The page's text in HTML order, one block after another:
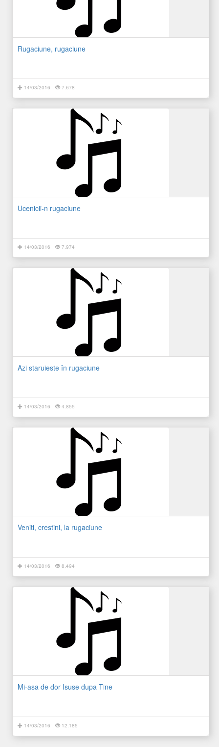
Rugaciune, rugaciune
14/03/2016 7.678
Ucenicii-n rugaciune
14/03/2016 7.974
Azi staruieste în rugaciune
14/03/2016 4.855
Veniti, crestini, la rugaciune
14/03/2016 8.494
Mi-asa de dor Isuse dupa Tine
14/03/2016 12.185